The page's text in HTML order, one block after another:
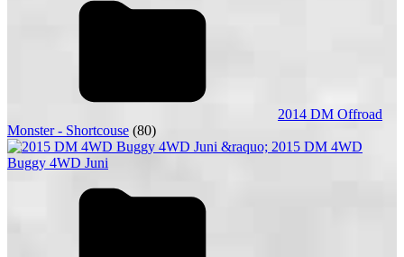
2014 DM Offroad
Monster - Shortcouse (80)